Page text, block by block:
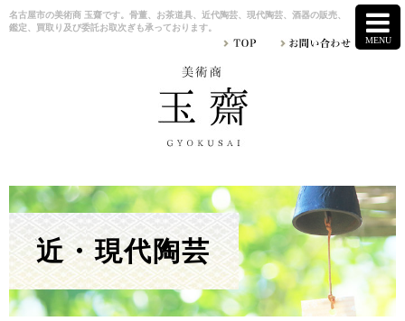
名古屋市の美術商 玉齋です。骨董、お茶道具、近代陶芸、現代陶芸、酒器の販売、
鑑定、買取り及び委託お取次ぎも承っております。
近・現代陶芸